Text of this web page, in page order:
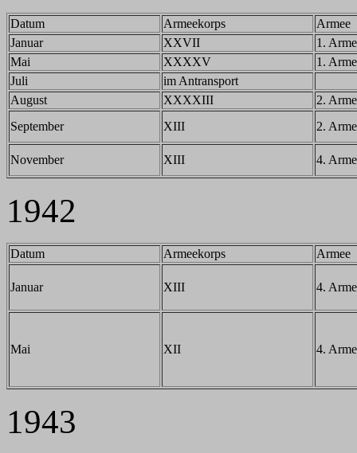
Datum Armeekorps
Armee
Januar
XXVII
1.
Mai
XXXXV
1.
Juli
im Antransport
August
XXXXIII
2.
September
XIII 2.
November XIII 4.
1942
Datum Armeekorps Armee
Januar XIII 4.
Mai XII 4.
1943